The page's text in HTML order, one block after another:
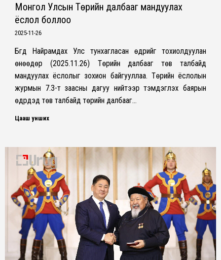
Монгол Улсын Төрийн далбааг мандуулах
ёслол боллоо
2025-11-26
Бүгд Найрамдах Улс тунхагласан өдрийг тохиолдуулан
өнөөдөр (2025.11.26) Төрийн далбааг төв талбайд
мандуулах ёслолыг зохион байгууллаа. Төрийн ёслолын
журмын 7.3-т заасны дагуу нийтээр тэмдэглэх баярын
өдрүүдэд төв талбайд төрийн далбааг…
Цааш унших